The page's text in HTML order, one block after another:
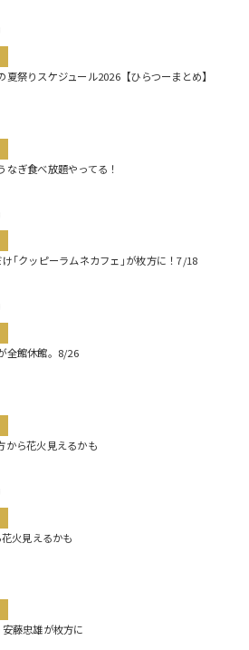
夏祭りスケジュール2026【ひらつーまとめ】
なぎ食べ放題やってる！
｢クッピーラムネカフェ｣が枚方に！7/18
全館休館。8/26
から花火見えるかも
火見えるかも
藤忠雄が枚方に